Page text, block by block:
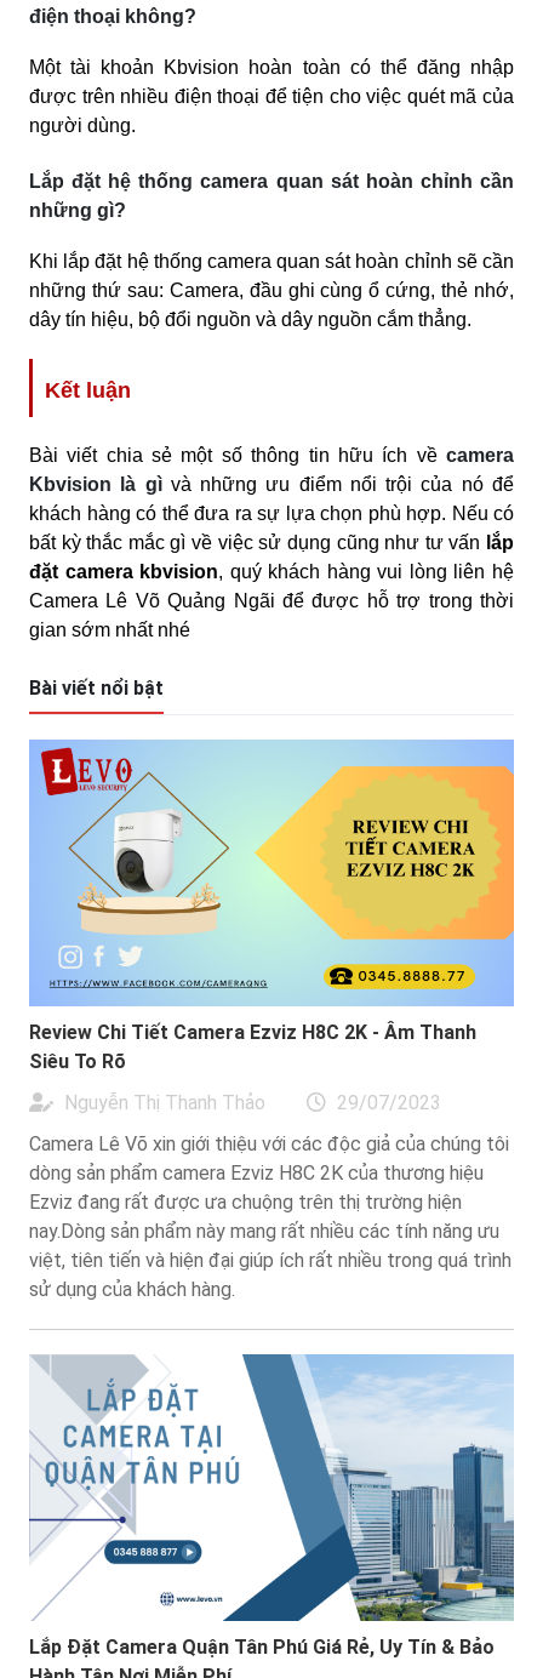
điện thoại không?
Một tài khoản Kbvision hoàn toàn có thể đăng nhập
được trên nhiều điện thoại để tiện cho việc quét mã của
người dùng.
Lắp đặt hệ thống camera quan sát hoàn chỉnh cần
những gì?
Khi lắp đặt hệ thống camera quan sát hoàn chỉnh sẽ cần
những thứ sau: Camera, đầu ghi cùng ổ cứng, thẻ nhớ,
dây tín hiệu, bộ đổi nguồn và dây nguồn cắm thẳng.
Kết luận
Bài viết chia sẻ một số thông tin hữu ích về camera
Kbvision là gìvà những ưu điểm nổi trội của nó để
khách hàng có thể đưa ra sự lựa chọn phù hợp. Nếu có
bất kỳ thắc mắc gì về việc sử dụng cũng như tư vấn lắp
đặt camera kbvision, quý khách hàng vui lòng liên hệ
Camera Lê Võ Quảng Ngãi để được hỗ trợ trong thời
gian sớm nhất nhé
Bài viết nổi bật
Review Chi Tiết Camera Ezviz H8C 2K - Âm Thanh
Siêu To Rõ
Nguyễn Thị Thanh Thảo
29/07/2023
Camera Lê Võ xin giới thiệu với các độc giả của chúng tôi
dòng sản phẩm camera Ezviz H8C 2K của thương hiệu
Ezviz đang rất được ưa chuộng trên thị trường hiện
nay.Dòng sản phẩm này mang rất nhiều các tính năng ưu
việt, tiên tiến và hiện đại giúp ích rất nhiều trong quá trình
sử dụng của khách hàng.
Lắp Đặt Camera Quận Tân Phú Giá Rẻ, Uy Tín & Bảo